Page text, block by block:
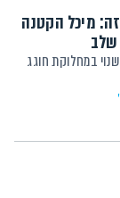
מיכל הקטנה
שלב
במחלוקת חוגג